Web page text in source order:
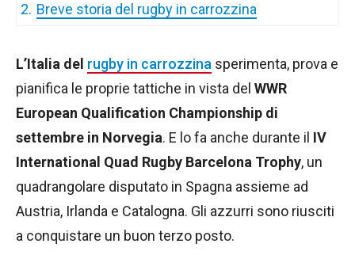
2. Breve storia del rugby in carrozzina
L’Italia del rugby in carrozzina sperimenta, prova e
pianifica le proprie tattiche in vista del WWR
European Qualification Championship di
settembre in Norvegia. E lo fa anche durante il IV
International Quad Rugby Barcelona Trophy, un
quadrangolare disputato in Spagna assieme ad
Austria, Irlanda e Catalogna. Gli azzurri sono riusciti
a conquistare un buon terzo posto.